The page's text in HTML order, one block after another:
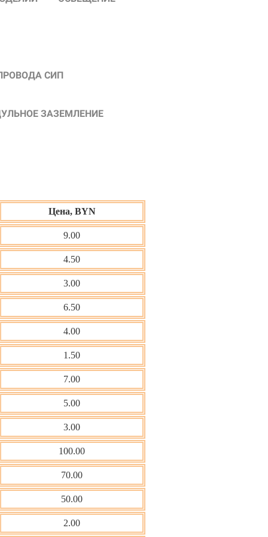
СИП
ЗАЗЕМЛЕНИЕ
Цена, BYN
9.00
4.50
3.00
6.50
4.00
1.50
7.00
5.00
3.00
100.00
70.00
50.00
2.00